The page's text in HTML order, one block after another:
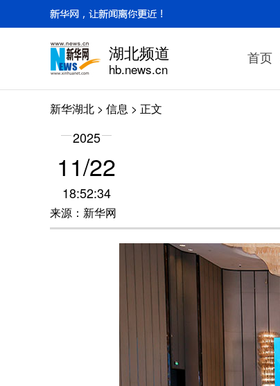
湖北频道
hb.news.cn
首页
新华湖北 > 信息 > 正文
2025
11/22
18:52:34
来源：新华网